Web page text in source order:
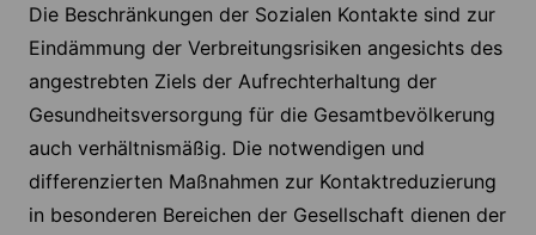
Die Beschränkungen der Sozialen Kontakte sind zur
Eindämmung der Verbreitungsrisiken angesichts des
angestrebten Ziels der Aufrechterhaltung der
Gesundheitsversorgung für die Gesamtbevölkerung
auch verhältnismäßig. Die notwendigen und
differenzierten Maßnahmen zur Kontaktreduzierung
in besonderen Bereichen der Gesellschaft dienen der